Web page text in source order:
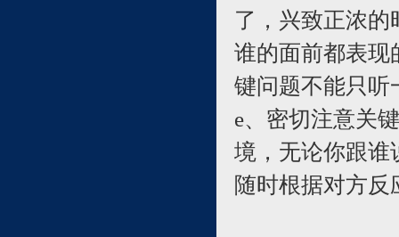
了，兴致正浓的
谁的面前都表现
键问题不能只听
e、密切注意关
境，无论你跟谁
随时根据对方